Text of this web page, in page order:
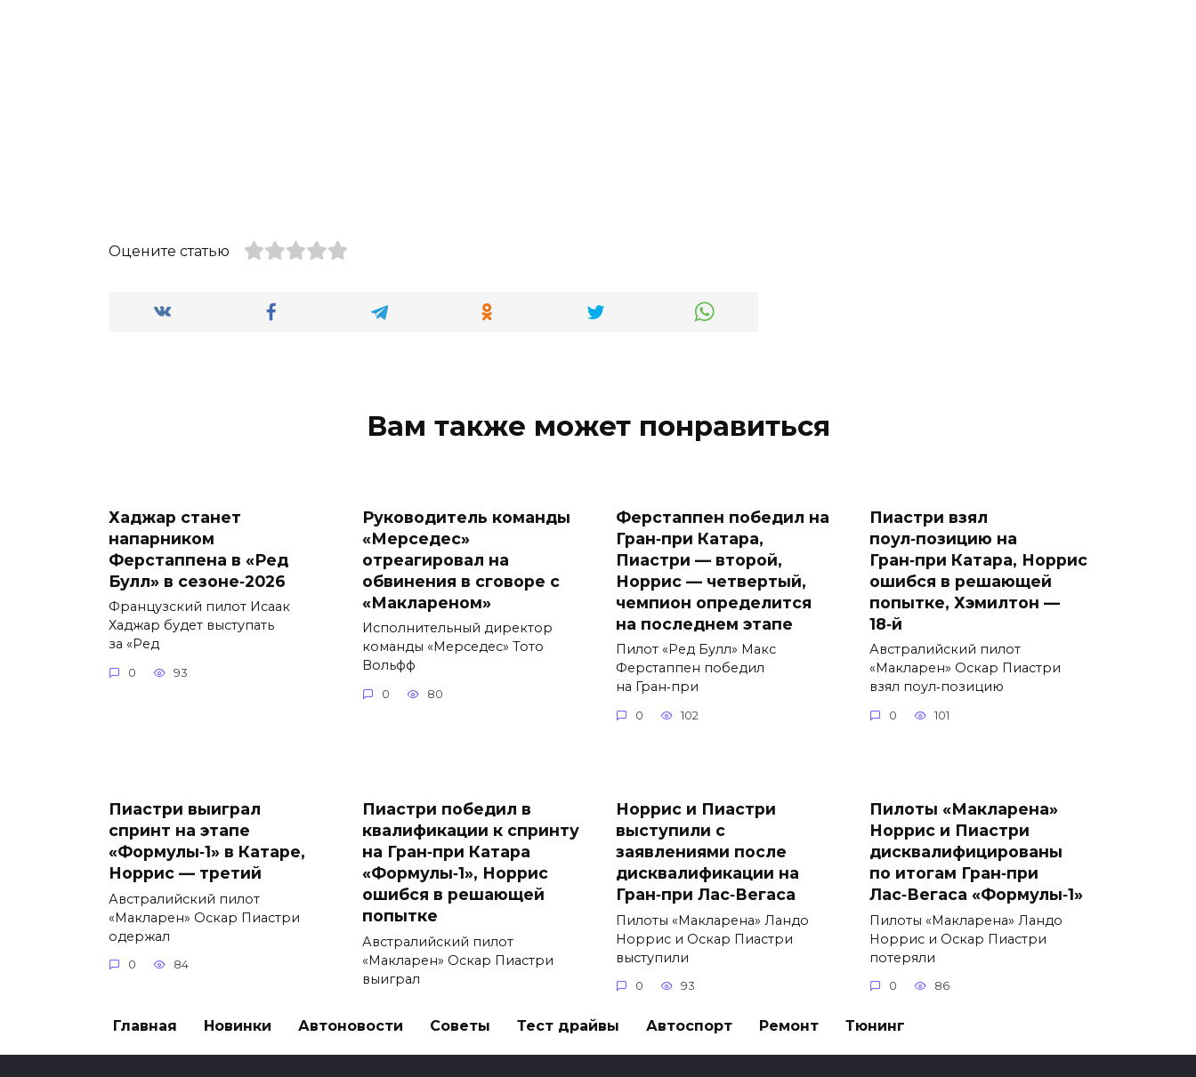
Оцените статью
Вам также может понравиться
Хаджар станет
напарником
Ферстаппена в «Ред
Булл» в сезоне‑2026
Французский пилот Исаак
Хаджар будет выступать
за «Ред
0 93
Руководитель команды
«Мерседес»
отреагировал на
обвинения в сговоре с
«Маклареном»
Исполнительный директор
команды «Мерседес» Тото
Вольфф
0 80
Ферстаппен победил на
Гран‑при Катара,
Пиастри — второй,
Норрис — четвертый,
чемпион определится
на последнем этапе
Пилот «Ред Булл» Макс
Ферстаппен победил
на Гран‑при
0 102
Пиастри взял
поул‑позицию на
Гран‑при Катара, Норрис
ошибся в решающей
попытке, Хэмилтон —
18‑й
Австралийский пилот
«Макларен» Оскар Пиастри
взял поул‑позицию
0 101
Пиастри выиграл
спринт на этапе
«Формулы‑1» в Катаре,
Норрис — третий
Австралийский пилот
«Макларен» Оскар Пиастри
одержал
0 84
Пиастри победил в
квалификации к спринту
на Гран‑при Катара
«Формулы‑1», Норрис
ошибся в решающей
попытке
Австралийский пилот
«Макларен» Оскар Пиастри
выиграл
Норрис и Пиастри
выступили с
заявлениями после
дисквалификации на
Гран‑при Лас‑Вегаса
Пилоты «Макларена» Ландо
Норрис и Оскар Пиастри
выступили
0 93
Пилоты «Макларена»
Норрис и Пиастри
дисквалифицированы
по итогам Гран‑при
Лас‑Вегаса «Формулы‑1»
Пилоты «Макларена» Ландо
Норрис и Оскар Пиастри
потеряли
0 86
Главная Новинки Автоновости Советы Тест драйвы Автоспорт Ремонт Тюнинг